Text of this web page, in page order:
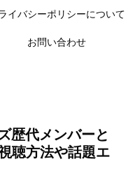
イバシーポリシーについて
お問い合わせ
歴代メンバーと
聴方法や話題エ